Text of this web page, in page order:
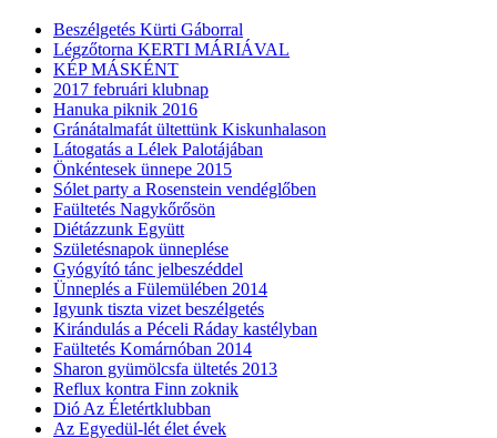
Beszélgetés Kürti Gáborral
Légzőtorna KERTI MÁRIÁVAL
KÉP MÁSKÉNT
2017 februári klubnap
Hanuka piknik 2016
Gránátalmafát ültettünk Kiskunhalason
Látogatás a Lélek Palotájában
Önkéntesek ünnepe 2015
Sólet party a Rosenstein vendéglőben
Faültetés Nagykőrősön
Diétázzunk Együtt
Születésnapok ünneplése
Gyógyító tánc jelbeszéddel
Ünneplés a Fülemülében 2014
Igyunk tiszta vizet beszélgetés
Kirándulás a Péceli Ráday kastélyban
Faültetés Komárnóban 2014
Sharon gyümölcsfa ültetés 2013
Reflux kontra Finn zoknik
Dió Az Életértklubban
Az Egyedül-lét élet évek